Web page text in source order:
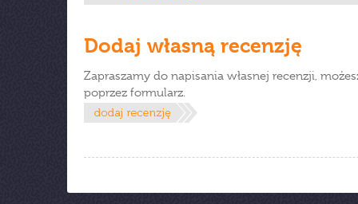
Dodaj własną recenzję
Zapraszamy do napisania własnej recenzji,
poprzez formularz.